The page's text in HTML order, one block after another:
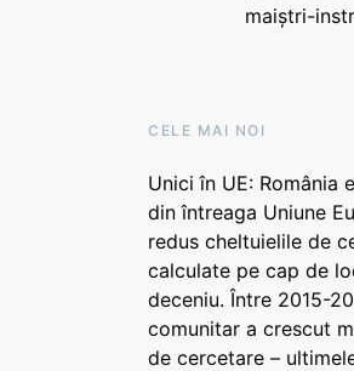
maiștri-
CELE MAI NOI
Unici în UE: România
din întreaga Uniune
redus cheltuielile de
calculate pe cap de
deceniu. Între 2015-
comunitar a crescut
de cercetare –